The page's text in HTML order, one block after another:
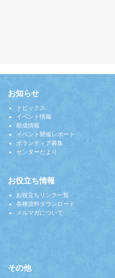
お知らせ
トピックス
イベント情報
助成情報
イベント開催レポート
ボランティア募集
センターだより
お役立ち情報
お役立ちリンク一覧
各種資料ダウンロード
メルマガについて
その他